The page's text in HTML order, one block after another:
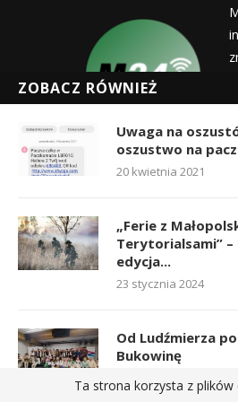
Myślenicka Agencja
Kontakt:
redakcja@myslenicka24.pl
ZOBACZ RÓWNIEŻ
Uwaga na
oszustwo na
20 kwietnia 2021
„Ferie z
Terytorialsami” –
edycja...
23 stycznia 2024
Od Ludźmierza po
Bukowinę
6 listopada 2025
Ta strona korzysta z